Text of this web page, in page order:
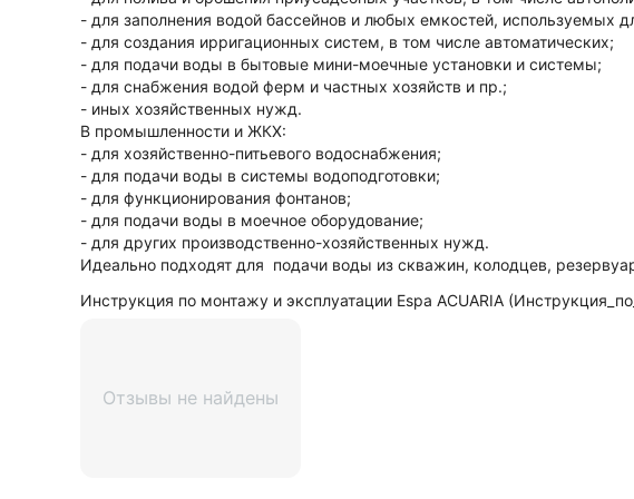
- для заполнения водой бассейнов и любых емкостей, используемых
- для создания ирригационных систем, в том числе автоматических;
- для подачи воды в бытовые мини-моечные установки и системы;
- для снабжения водой ферм и частных хозяйств и пр.;
- иных хозяйственных нужд.
В промышленности и ЖКХ:
- для хозяйственно-питьевого водоснабжения;
- для подачи воды в системы водоподготовки;
- для функционирования фонтанов;
- для подачи воды в моечное оборудование;
- для других производственно-хозяйственных нужд.
Идеально подходят для подачи воды из скважин, колодцев,
Инструкция по монтажу и эксплуатации Espa ACUARIA
Отзывы не найдены